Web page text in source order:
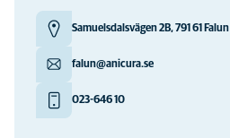
Samuelsdalsvägen 2B, 791 61 Falun
falun@anicura.se
023-646 10